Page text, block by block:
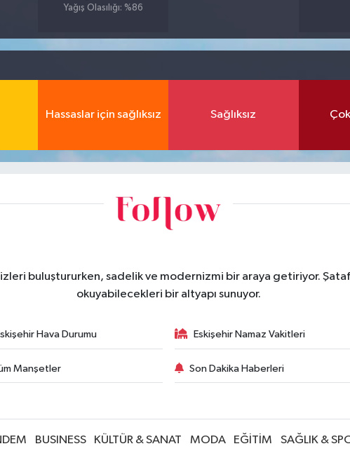
Yağış Olasılığı: %86
Hassaslar için sağlıksız Sağlıksız
buluştururken, sadelik ve modernizmi bir araya getiriyor.
okuyabilecekleri bir altyapı sunuyor.
Hava Durumu Eskişehir Namaz Vakitleri
Manşetler Son Dakika Haberleri
BUSINESS KÜLTÜR & SANAT MODA EĞİTİM SAĞLIK &